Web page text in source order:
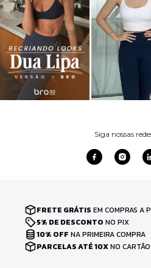
Siga nossas
FRETE GRÁTIS EM COMPRAS A
5% DE DESCONTO NO PIX
10% OFF NA PRIMEIRA COMPRA
PARCELAS ATÉ 10XNO CARTÃO